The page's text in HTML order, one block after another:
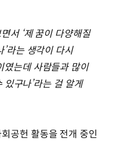
서 ‘제 꿈이 다양해질
라는 생각이 다시
였는데 사람들과 많이
있구나’라는 걸 알게
공헌 활동을 전개 중인